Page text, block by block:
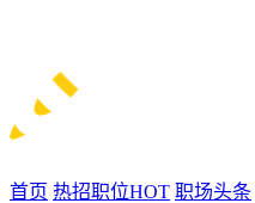
首页 热招职位HOT 职场头条